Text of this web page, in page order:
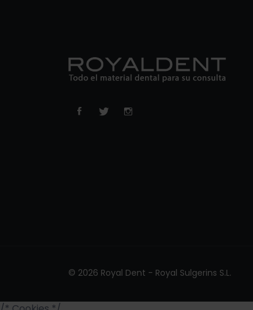
© 2026 Royal Dent - Royal Sulgerins S.L.